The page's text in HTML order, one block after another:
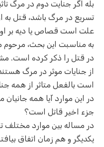
بله اگر جنایت دوم در مرگ
تسریع در مرگ باشد، قتل
علت است قصاص یا دیه بر
به مناسبت این بحث،
در قتل را ذکر کرده است.
از جنایات موثر در مرگ
است بالفعل متاثر از همه
در این موارد آیا همه
جزء اخیر قاتل است؟
در مساله بین موارد
یکدیگر و هم زمان اتفاق